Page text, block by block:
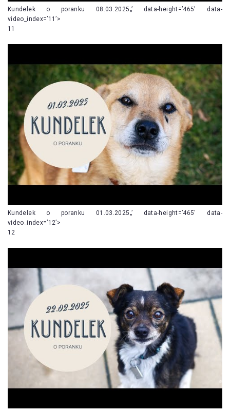
Kundelek o poranku 08.03.2025„’ data-height=’465′ data-
video_index=’11’>
11
Kundelek o poranku 01.03.2025„’ data-height=’465′ data-
video_index=’12’>
12